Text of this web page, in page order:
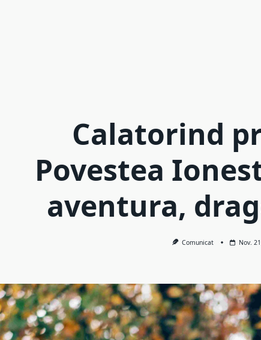
Calatorind
Povestea
aventura,
Comunicat Nov.